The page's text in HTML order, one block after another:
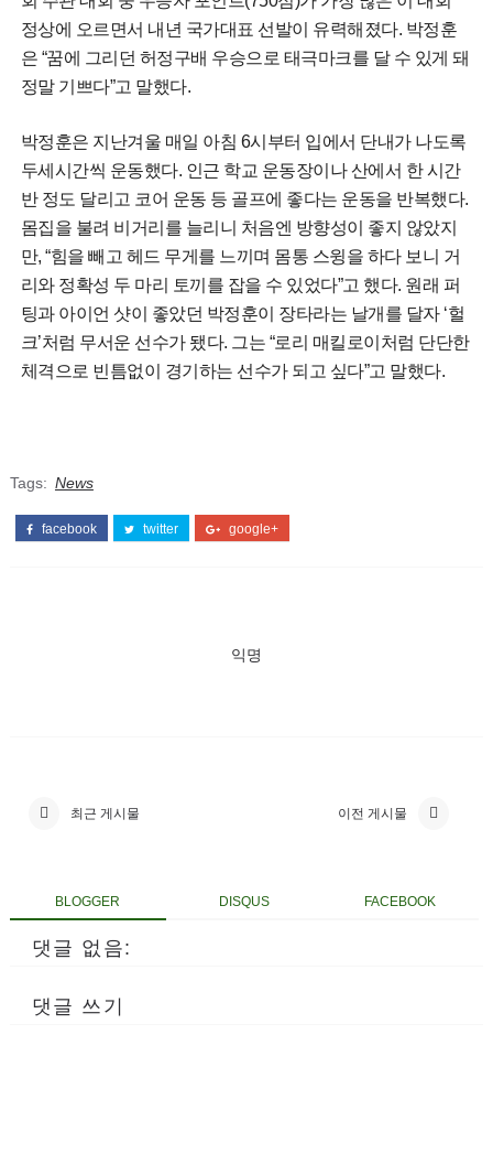
정상에 오르면서 내년 국가대표 선발이 유력해졌다. 박정훈
은 “꿈에 그리던 허정구배 우승으로 태극마크를 달 수 있게 돼
정말 기쁘다”고 말했다.
박정훈은 지난겨울 매일 아침 6시부터 입에서 단내가 나도록
두세시간씩 운동했다. 인근 학교 운동장이나 산에서 한 시간
반 정도 달리고 코어 운동 등 골프에 좋다는 운동을 반복했다.
몸집을 불려 비거리를 늘리니 처음엔 방향성이 좋지 않았지
만, “힘을 빼고 헤드 무게를 느끼며 몸통 스윙을 하다 보니 거
리와 정확성 두 마리 토끼를 잡을 수 있었다”고 했다. 원래 퍼
팅과 아이언 샷이 좋았던 박정훈이 장타라는 날개를 달자 ‘헐
크’처럼 무서운 선수가 됐다. 그는 “로리 매킬로이처럼 단단한
체격으로 빈틈없이 경기하는 선수가 되고 싶다”고 말했다.
Tags: News
facebook twitter google+
익명
최근 게시물 이전 게시물
BLOGGER DISQUS FACEBOOK
댓글 없음:
댓글 쓰기